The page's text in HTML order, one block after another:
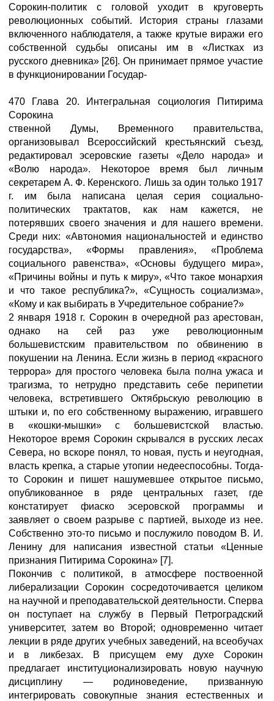
Сорокин-политик с головой уходит в круговерть
революционных событий. История страны глазами
включенного наблюдателя, а также крутые виражи его
собственной судьбы описаны им в «Листках из
русского дневника» [26]. Он принимает прямое участие
в функционировании Государ-
470 Глава 20. Интегральная социология Питирима
Сорокина
ственной Думы, Временного правительства,
организовывал Всероссийский крестьянский съезд,
редактировал эсеровские газеты «Дело народа» и
«Волю народа». Некоторое время был личным
секретарем А. Ф. Керенского. Лишь за один только 1917
г. им была написана целая серия социально-
политических трактатов, как нам кажется, не
потерявших своего значения и для нашего времени.
Среди них: «Автономия национальностей и единство
государства», «Формы правления», «Проблема
социального равенства», «Основы будущего мира»,
«Причины войны и путь к миру», «Что такое монархия
и что такое республика?», «Сущность социализма»,
«Кому и как выбирать в Учредительное собрание?»
2 января 1918 г. Сорокин в очередной раз арестован,
однако на сей раз уже революционным
большевистским правительством по обвинению в
покушении на Ленина. Если жизнь в период «красного
террора» для простого человека была полна ужаса и
трагизма, то нетрудно представить себе перипетии
человека, встретившего Октябрьскую революцию в
штыки и, по его собственному выражению, игравшего
в «кошки-мышки» с большевистской властью.
Некоторое время Сорокин скрывался в русских лесах
Севера, но вскоре понял, то новая, пусть и неугодная,
власть крепка, а старые утопии недееспособны. Тогда-
то Сорокин и пишет нашумевшее открытое письмо,
опубликованное в ряде центральных газет, где
констатирует фиаско эсеровской программы и
заявляет о своем разрыве с партией, выходе из нее.
Собственно это-то письмо и послужило поводом В. И.
Ленину для написания известной статьи «Ценные
признания Питирима Сорокина» [7].
Покончив с политикой, в атмосфере поствоенной
либерализации Сорокин сосредоточивается целиком
на научной и преподавательской деятельности. Сперва
он поступает на службу в Первый Петроградский
университет, затем во Второй; одновременно читает
лекции в ряде других учебных заведений, на всеобучах
и в ликбезах. В присущем ему духе Сорокин
предлагает институционализировать новую научную
дисциплину — родиноведение, призванную
интегрировать совокупные знания естественных и